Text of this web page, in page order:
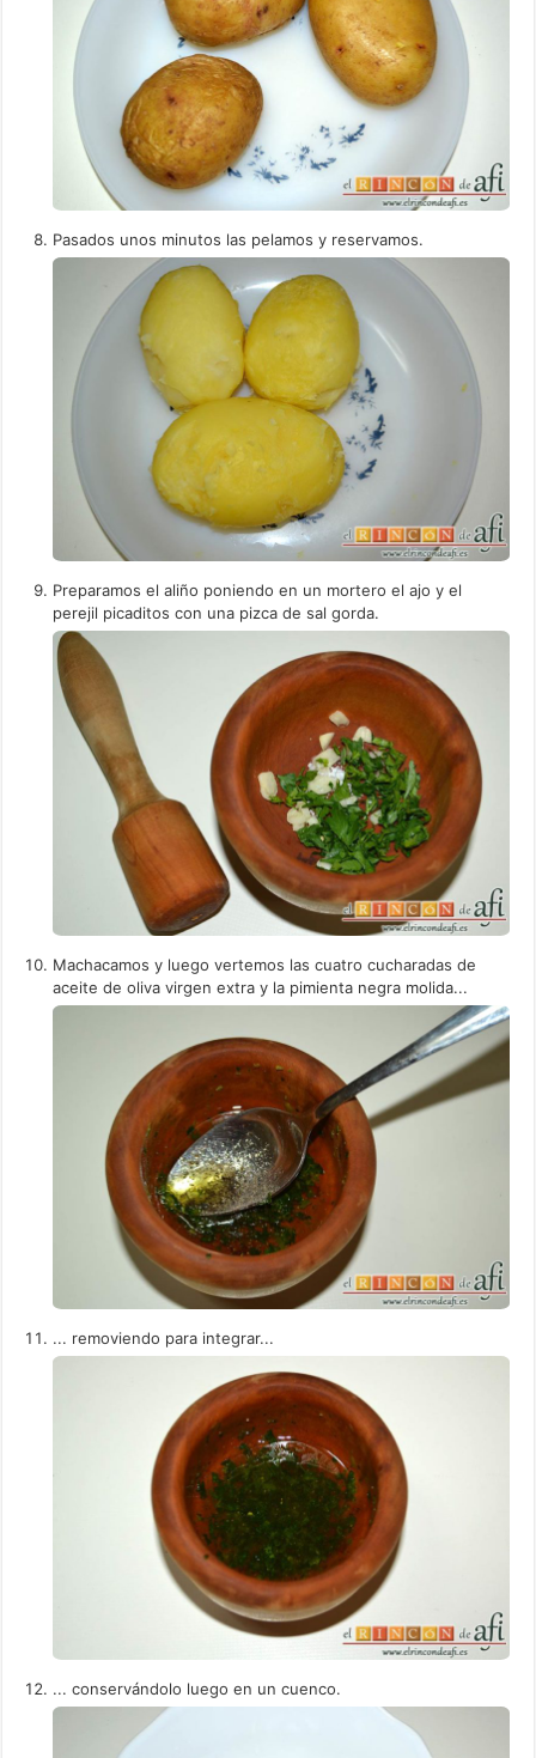
Pasados unos minutos las pelamos y reservamos.
Preparamos el aliño poniendo en un mortero el ajo y el
perejil picaditos con una pizca de sal gorda.
Machacamos y luego vertemos las cuatro cucharadas de
aceite de oliva virgen extra y la pimienta negra molida...
... removiendo para integrar...
... conservándolo luego en un cuenco.